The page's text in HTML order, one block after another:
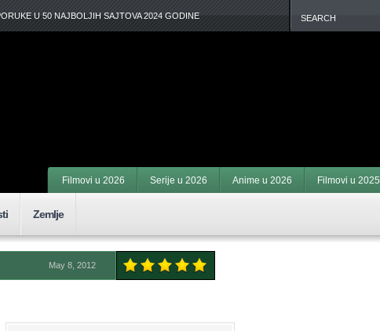
U 50 NAJBOLJIH SAJTOVA 2024 GODINE
Filmovi u 2026 Serije u 2026 Anime u 2026 Filmovi u 2025
Zemlje
May 8, 2012